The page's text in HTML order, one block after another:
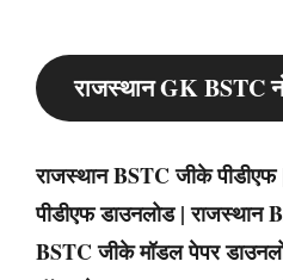
राजस्थान GK BSTC
राजस्थान BSTC जीके
पीडीएफ डाउनलोड |
BSTC जीके मॉडल पेपर